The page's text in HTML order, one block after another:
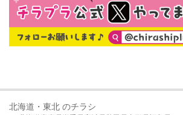
北海道・東北 のチラシ